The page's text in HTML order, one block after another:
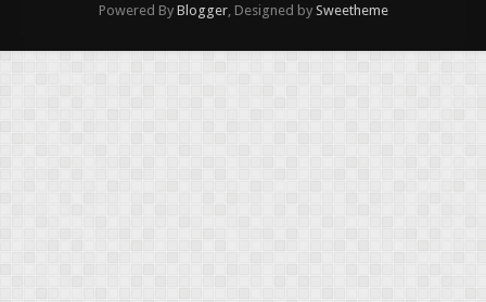
Powered By Blogger, Designed by Sweetheme